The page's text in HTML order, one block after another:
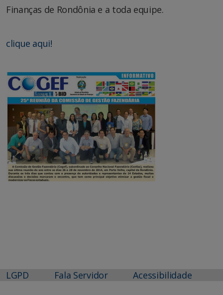
Finanças de Rondônia e a toda equipe.
clique aqui!
LGPD Fala Servidor Acessibilidade